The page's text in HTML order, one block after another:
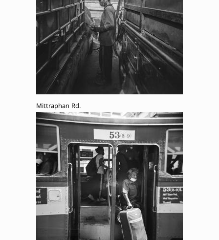
Mittraphan Rd.